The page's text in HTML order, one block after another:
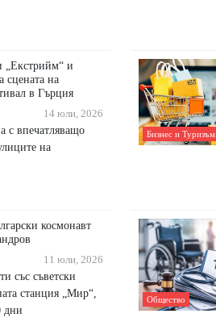
„Екстрийм“ и
сцената на
в Гърция
14 юли, 2026
с впечатляващо
на
Бизнес и Туризъм
космонавт
11 юли, 2026
със съветски
станция „Мир“,
дни
Общество